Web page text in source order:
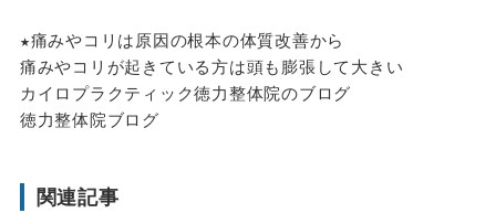
★痛みやコリは原因の根本の体質改善から
痛みやコリが起きている方は頭も膨張して大きい
カイロプラクティック徳力整体院のブログ
徳力整体院ブログ
関連記事